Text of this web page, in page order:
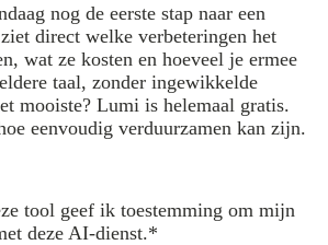
nog de eerste stap naar een
direct welke verbeteringen het
wat ze kosten en hoeveel je ermee
taal, zonder ingewikkelde
mooiste? Lumi is helemaal gratis.
eenvoudig verduurzamen kan zijn.
tool geef ik toestemming om mijn
deze AI-dienst.*